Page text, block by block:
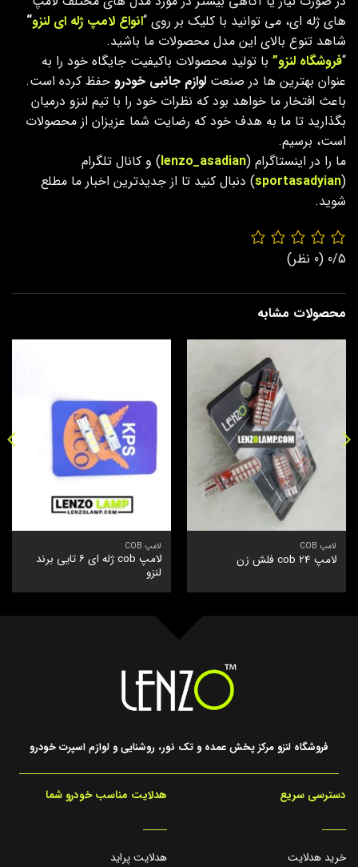
های ژله ای، می توانید با کلیک بر روی “انواع لامپ ژله ای لنزو“
شاهد تنوع بالای این مدل محصولات ما باشید.
“فروشگاه لنزو” با تولید محصولات باکیفیت جایگاه خود را به
عنوان بهترین ها در صنعت لوازم جانبی خودرو حفظ کرده است.
باعث افتخار ما خواهد بود که نظرات خود را با تیم لنزو درمیان
بگذارید تا ما به هدف خود که رضایت شما عزیزان از محصولات
است، برسیم.
ما را در اینستاگرام (lenzo_asadian) و کانال تلگرام
(
sportasadyian) دنبال کنید تا از جدیدترین اخبار ما مطلع
شوید.
0/5 (0 نظر)
محصولات مشابه
لامپ COB
لامپ cob 24 فلش زن
لامپ COB
لامپ cob ژله ای ۶ تایی برند
لنزو
فروشگاه لنزو مرکز پخش عمده و تک نور، روشنایی و لوازم اسپرت خودرو
دسترسی سریع
_____
خرید هدلایت
هدلایت مناسب خودرو شما
_____
هدلایت پراید